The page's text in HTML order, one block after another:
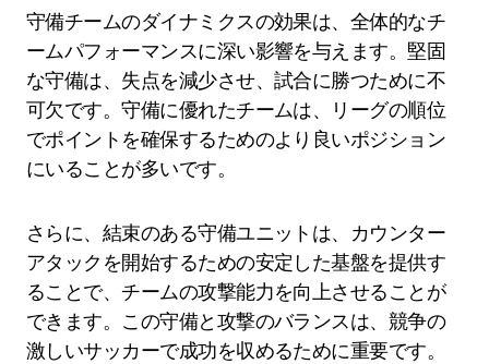
守備チームのダイナミクスの効果は、全体的なチ
ームパフォーマンスに深い影響を与えます。堅固
な守備は、失点を減少させ、試合に勝つために不
可欠です。守備に優れたチームは、リーグの順位
でポイントを確保するためのより良いポジション
にいることが多いです。
さらに、結束のある守備ユニットは、カウンター
アタックを開始するための安定した基盤を提供す
ることで、チームの攻撃能力を向上させることが
できます。この守備と攻撃のバランスは、競争の
激しいサッカーで成功を収めるために重要です。